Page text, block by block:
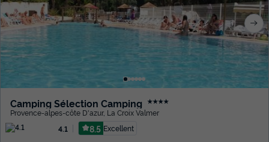
Camping Sélection Camping ★★★★
Provence-alpes-côte D'azur, La Croix Valmer
4.1
8.5 Excellent